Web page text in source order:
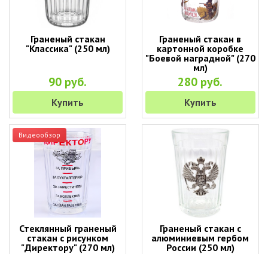
Граненый стакан
"Классика" (250 мл)
90 руб.
Купить
Граненый стакан в
картонной коробке
"Боевой наградной" (270
мл)
280 руб.
Купить
Видеообзор
Стеклянный граненый
стакан с рисунком
"Директору" (270 мл)
Граненый стакан с
алюминиевым гербом
России (250 мл)